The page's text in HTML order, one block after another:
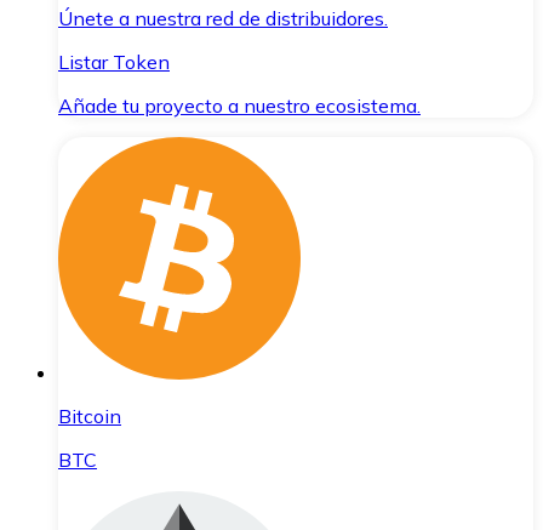
Únete a nuestra red de distribuidores.
Listar Token
Añade tu proyecto a nuestro ecosistema.
Bitcoin
BTC